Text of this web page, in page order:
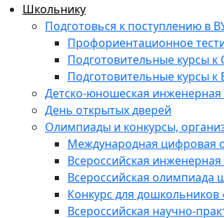
Школьнику
Подготовься к поступлению в
Профориентационное
Подготовительные курсы к
Подготовительные курсы
Детско-юношеская инженерная
День открытых дверей
Олимпиады и конкурсы,
Международная цифровая
Всероссийская
Всероссийская олимпиада
Конкурс для
Всероссийская научно-